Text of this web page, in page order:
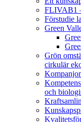
FLIVAB1
Förstudie
Green
Grön
cirkulär
och